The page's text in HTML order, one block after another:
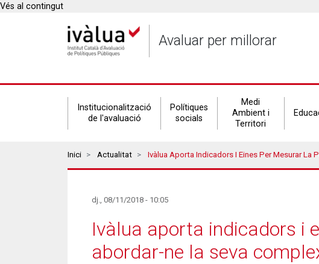
Vés al contingut
Avaluar per millorar
Secondary
navigation
Institucionalització
de l'avaluació
Polítiques
socials
Medi
Ambient i
Territori
Breadcrumbs
Inici Actualitat Ivàlua Aporta Indicadors I Eines Per Mesurar La Pobresa Energètica I Abordar-
dj., 08/11/2018 - 10:05
Ivàlua aporta indicadors i
abordar-ne la seva